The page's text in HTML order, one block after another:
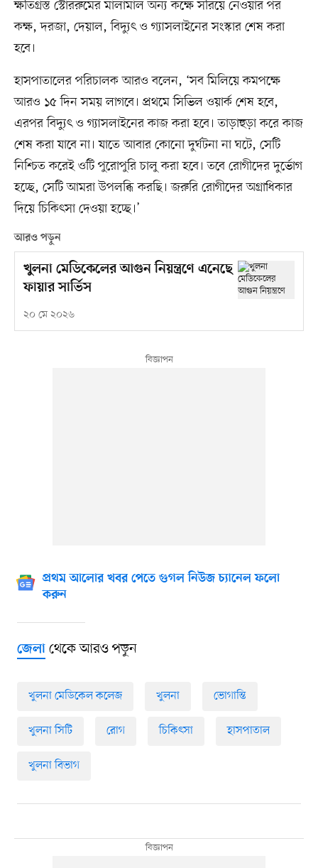
ক্ষতিগ্রস্ত স্টোররুমের মালামাল অন্য কক্ষে সরিয়ে নেওয়ার পর
কক্ষ, দরজা, দেয়াল, বিদ্যুৎ ও গ্যাসলাইনের সংস্কার শেষ করা
হবে।
হাসপাতালের পরিচালক আরও বলেন, ‘সব মিলিয়ে কমপক্ষে
আরও ১৫ দিন সময় লাগবে। প্রথমে সিভিল ওয়ার্ক শেষ হবে,
এরপর বিদ্যুৎ ও গ্যাসলাইনের কাজ করা হবে। তাড়াহুড়া করে কাজ
শেষ করা যাবে না। যাতে আবার কোনো দুর্ঘটনা না ঘটে, সেটি
নিশ্চিত করেই ওটি পুরোপুরি চালু করা হবে। তবে রোগীদের দুর্ভোগ
হচ্ছে, সেটি আমরা উপলব্ধি করছি। জরুরি রোগীদের অগ্রাধিকার
দিয়ে চিকিৎসা দেওয়া হচ্ছে।’
আরও পড়ুন
খুলনা মেডিকেলের আগুন নিয়ন্ত্রণে এনেছে
ফায়ার সার্ভিস
২০ মে ২০২৬
প্রথম আলোর খবর পেতে গুগল নিউজ চ্যানেল ফলো
করুন
জেলাথেকে আরও পড়ুন
খুলনা মেডিকেল কলেজ খুলনা ভোগান্তি
খুলনা সিটি রোগ চিকিৎসা হাসপাতাল
খুলনা বিভাগ